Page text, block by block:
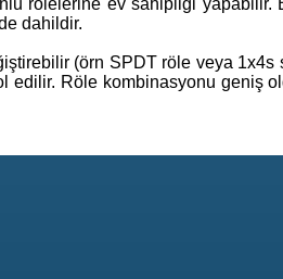
rölelerine ev sahipliği yapabilir.
dahildir.
(örn SPDT röle veya 1x4s
edilir. Röle kombinasyonu geniş